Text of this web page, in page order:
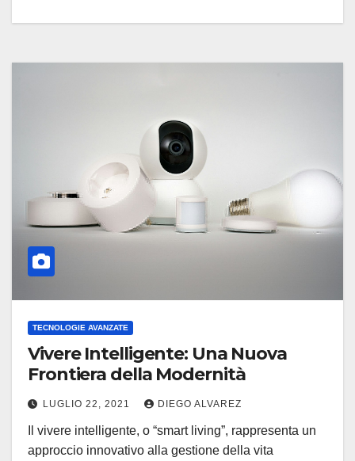
TECNOLOGIE AVANZATE
Vivere Intelligente: Una Nuova
Frontiera della Modernità
LUGLIO 22, 2021 DIEGO ALVAREZ
Il vivere intelligente, o “smart living”, rappresenta un
approccio innovativo alla gestione della vita